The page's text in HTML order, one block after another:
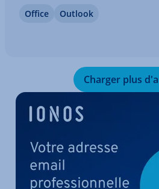
boîte aux lettres serveur. Voici
Office Outlook
Charger plus